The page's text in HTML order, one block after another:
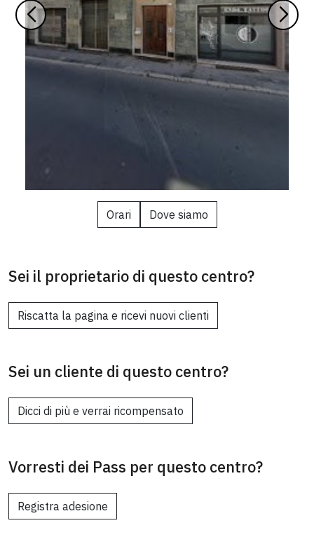
Orari Dove siamo
Sei il proprietario di questo centro?
Riscatta la pagina e ricevi nuovi clienti
Sei un cliente di questo centro?
Dicci di più e verrai ricompensato
Vorresti dei Pass per questo centro?
Registra adesione